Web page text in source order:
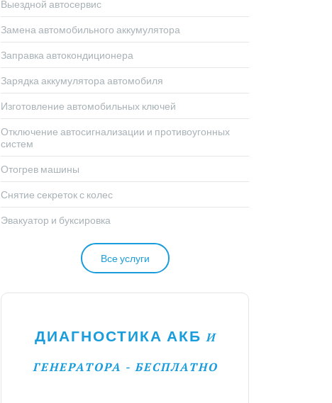
Выездной автосервис
Замена автомобильного аккумулятора
Заправка автокондиционера
Зарядка аккумулятора автомобиля
Изготовление автомобильных ключей
Отключение автосигнализации и противоугонных
систем
Отогрев машины
Снятие секреток с колес
Эвакуатор и буксировка
Все услуги
ДИАГНОСТИКА АКБ И
ГЕНЕРАТОРА - БЕСПЛАТНО